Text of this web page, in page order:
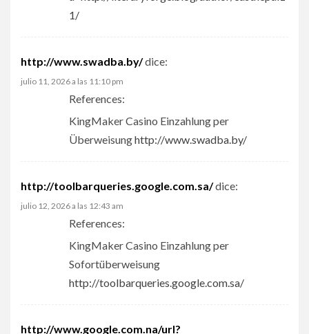
1/
http://www.swadba.by/dice:
julio 11, 2026 a las 11:10 pm
References:
KingMaker Casino Einzahlung per
Überweisunghttp://www.swadba.by/
http://toolbarqueries.google.com.sa/dice:
julio 12, 2026 a las 12:43 am
References:
KingMaker Casino Einzahlung per
Sofortüberweisung
http://toolbarqueries.google.com.sa/
http://www.google.com.na/url?